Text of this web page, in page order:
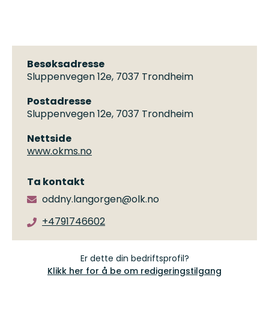
Besøksadresse
Sluppenvegen 12e, 7037 Trondheim
Postadresse
Sluppenvegen 12e, 7037 Trondheim
Nettside
www.okms.no
Ta kontakt
oddny.langorgen@olk.no
+4791746602
Er dette din bedriftsprofil?
Klikk her for å be om redigeringstilgang